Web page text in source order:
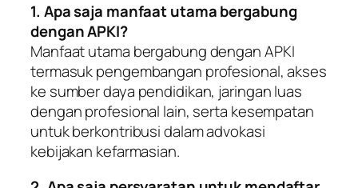
1. Apa saja manfaat utama bergabung
dengan APKI?
Manfaat utama bergabung dengan APKI
termasuk pengembangan profesional, akses
ke sumber daya pendidikan, jaringan luas
dengan profesional lain, serta kesempatan
untuk berkontribusi dalam advokasi
kebijakan kefarmasian.